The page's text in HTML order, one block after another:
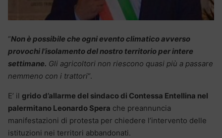
“Non è possibile che ogni evento climatico avverso
provochi l’isolamento del nostro territorio per intere
settimane. Gli agricoltori non riescono quasi più a passare
nemmeno con i trattori“.
E’ il grido d’allarme del sindaco di Contessa Entellina nel
palermitano Leonardo Spera che preannuncia
manifestazioni di protesta per chiedere l’intervento delle
istituzioni nei territori abbandonati.